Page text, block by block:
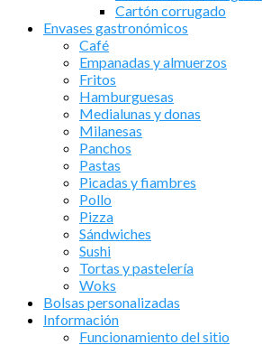
Cartón corrugado
Envases gastronómicos
Café
Empanadas y almuerzos
Fritos
Hamburguesas
Medialunas y donas
Milanesas
Panchos
Pastas
Picadas y fiambres
Pollo
Pizza
Sándwiches
Sushi
Tortas y pastelería
Woks
Bolsas personalizadas
Información
Funcionamiento del sitio